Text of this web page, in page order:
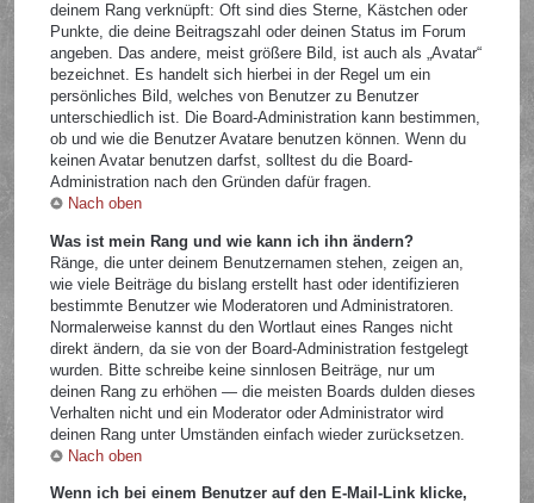
deinem Rang verknüpft: Oft sind dies Sterne, Kästchen oder
Punkte, die deine Beitragszahl oder deinen Status im Forum
angeben. Das andere, meist größere Bild, ist auch als „Avatar“
bezeichnet. Es handelt sich hierbei in der Regel um ein
persönliches Bild, welches von Benutzer zu Benutzer
unterschiedlich ist. Die Board-Administration kann bestimmen,
ob und wie die Benutzer Avatare benutzen können. Wenn du
keinen Avatar benutzen darfst, solltest du die Board-
Administration nach den Gründen dafür fragen.
Nach oben
Was ist mein Rang und wie kann ich ihn ändern?
Ränge, die unter deinem Benutzernamen stehen, zeigen an,
wie viele Beiträge du bislang erstellt hast oder identifizieren
bestimmte Benutzer wie Moderatoren und Administratoren.
Normalerweise kannst du den Wortlaut eines Ranges nicht
direkt ändern, da sie von der Board-Administration festgelegt
wurden. Bitte schreibe keine sinnlosen Beiträge, nur um
deinen Rang zu erhöhen — die meisten Boards dulden dieses
Verhalten nicht und ein Moderator oder Administrator wird
deinen Rang unter Umständen einfach wieder zurücksetzen.
Nach oben
Wenn ich bei einem Benutzer auf den E-Mail-Link klicke,